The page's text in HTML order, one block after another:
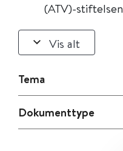
(ATV)-stiftelsen
Vis alt
Tema
Dokumenttype